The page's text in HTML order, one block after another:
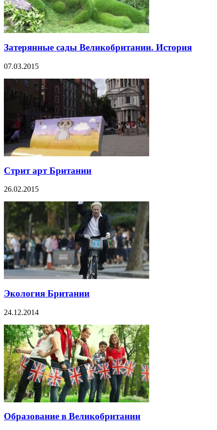
Затерянные сады Великобритании. История
07.03.2015
Стрит арт Британии
26.02.2015
Экология Британии
24.12.2014
Образование в Великобритании